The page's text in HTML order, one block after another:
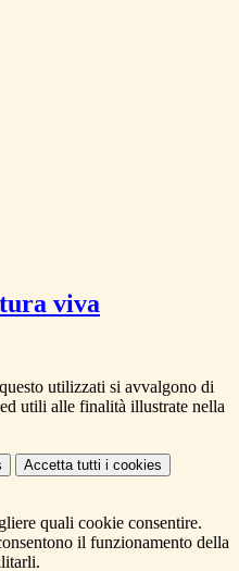
viva
utilizzati si avvalgono di
utili alle finalità illustrate nella
Accetta tutti i cookies
quali cookie consentire.
il funzionamento della